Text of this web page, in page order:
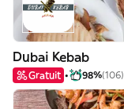
Dubai Kebab
Gratuit 98%(106)